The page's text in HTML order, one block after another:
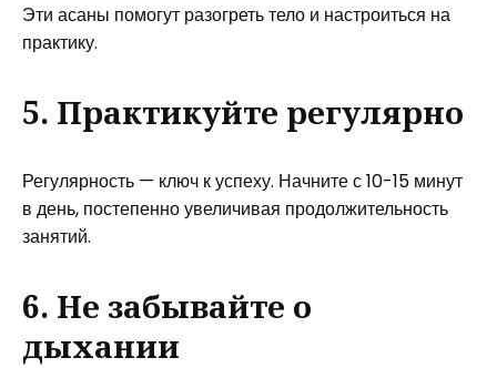
Эти асаны помогут разогреть тело и настроиться на
практику.
5. Практикуйте регулярно
Регулярность — ключ к успеху. Начните с 10-15 минут
в день, постепенно увеличивая продолжительность
занятий.
6. Не забывайте о
дыхании